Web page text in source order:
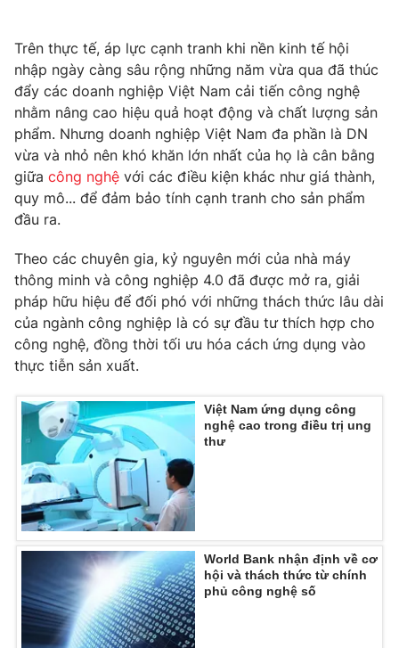
Thị trường
Góc doanh nghiệp
Truyền hình
Phim VTV
Hậu trường
Nhân vật
Khán giả
Giải sao mai
Giải trí
Điện ảnh
Âm nhạc
Đời sống
Du lịch
Làm đẹp
Chất lượng cuộc sống
Giáo dục
Tuyển sinh
Học trực tuyến
Công nghệ
Hitech Công nghệ tương lai
Sản phẩm
Tư vấn
Giao lưu trực tuyến
Chuyên mục khác
Emagazine Podcast
Photo Infographic
Video Shorts video
VTV Money VTV Thể thao
Trên thực tế, áp lực cạnh tranh khi nền kinh tế hội
nhập ngày càng sâu rộng những năm vừa qua đã thúc
đẩy các doanh nghiệp Việt Nam cải tiến công nghệ
nhằm nâng cao hiệu quả hoạt động và chất lượng sản
phẩm. Nhưng doanh nghiệp Việt Nam đa phần là DN
vừa và nhỏ nên khó khăn lớn nhất của họ là cân bằng
giữa công nghệ với các điều kiện khác như giá thành,
quy mô... để đảm bảo tính cạnh tranh cho sản phẩm
đầu ra.
Theo các chuyên gia, kỷ nguyên mới của nhà máy
thông minh và công nghiệp 4.0 đã được mở ra, giải
pháp hữu hiệu để đối phó với những thách thức lâu dài
của ngành công nghiệp là có sự đầu tư thích hợp cho
công nghệ, đồng thời tối ưu hóa cách ứng dụng vào
thực tiễn sản xuất.
Việt Nam ứng dụng công
nghệ cao trong điều trị ung
thư
World Bank nhận định về cơ
hội và thách thức từ chính
phủ công nghệ số